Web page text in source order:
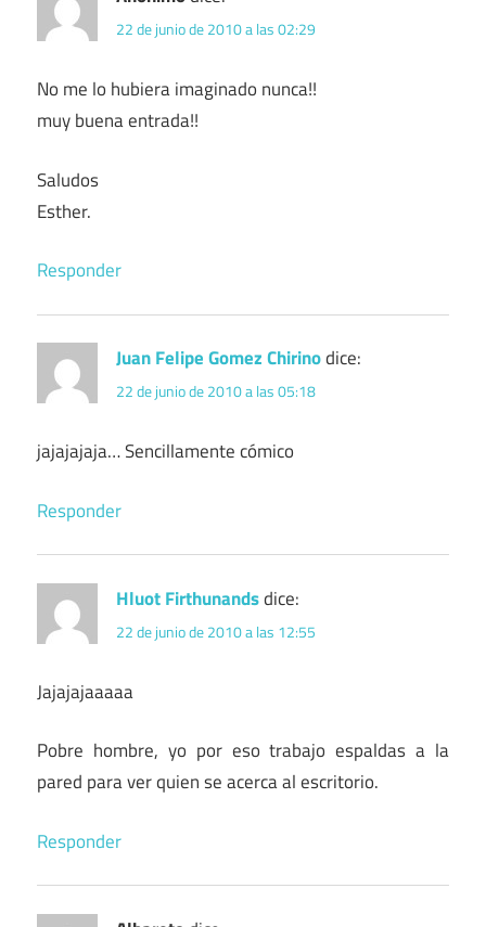
22 de junio de 2010 a las 02:29
No me lo hubiera imaginado nunca!!
muy buena entrada!!
Saludos
Esther.
Responder
Juan Felipe Gomez Chirinodice:
22 de junio de 2010 a las 05:18
jajajajaja… Sencillamente cómico
Responder
Hluot Firthunandsdice:
22 de junio de 2010 a las 12:55
Jajajajaaaaa
Pobre hombre, yo por eso trabajo espaldas a la
pared para ver quien se acerca al escritorio.
Responder